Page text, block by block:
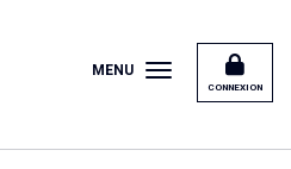
CONNEXION
MENU